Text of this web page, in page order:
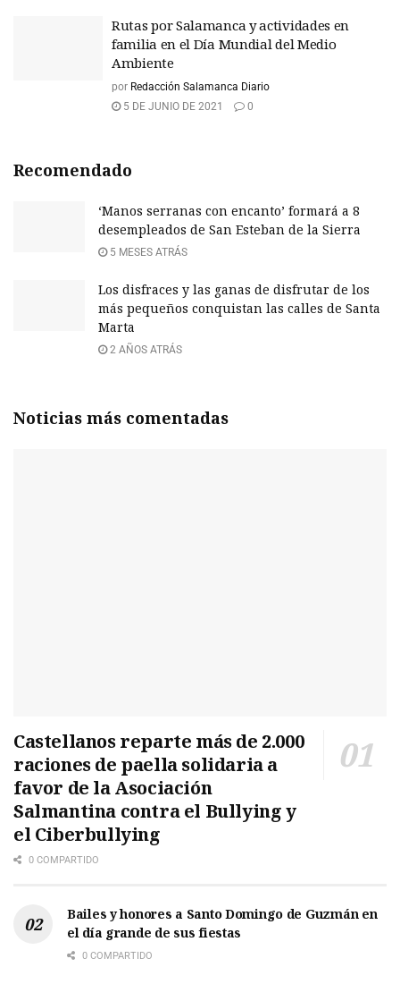
Rutas por Salamanca y actividades en
familia en el Día Mundial del Medio
Ambiente
por Redacción Salamanca Diario
5 DE JUNIO DE 2021
0
Recomendado
‘Manos serranas con encanto’ formará a 8
desempleados de San Esteban de la Sierra
5 MESES ATRÁS
Los disfraces y las ganas de disfrutar de los
más pequeños conquistan las calles de Santa
Marta
2 AÑOS ATRÁS
Noticias más comentadas
Castellanos reparte más de 2.000
raciones de paella solidaria a
favor de la Asociación
Salmantina contra el Bullying y
el Ciberbullying
0 COMPARTIDO
Bailes y honores a Santo Domingo de Guzmán en
el día grande de sus fiestas
0 COMPARTIDO